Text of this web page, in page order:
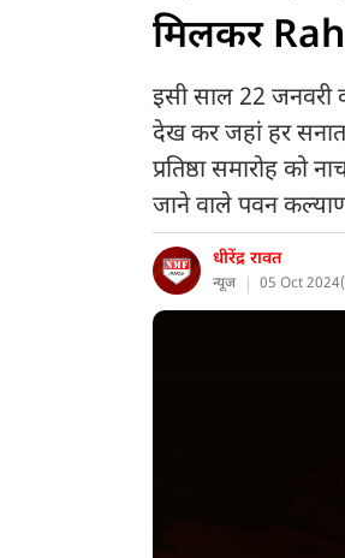
मिलकर
इसी साल 22 जनवरी
देख कर जहां हर
प्रतिष्ठा समारोह को
जाने वाले पवन
धीरेंद्र रावत
न्यूज 05 Oct 2024(